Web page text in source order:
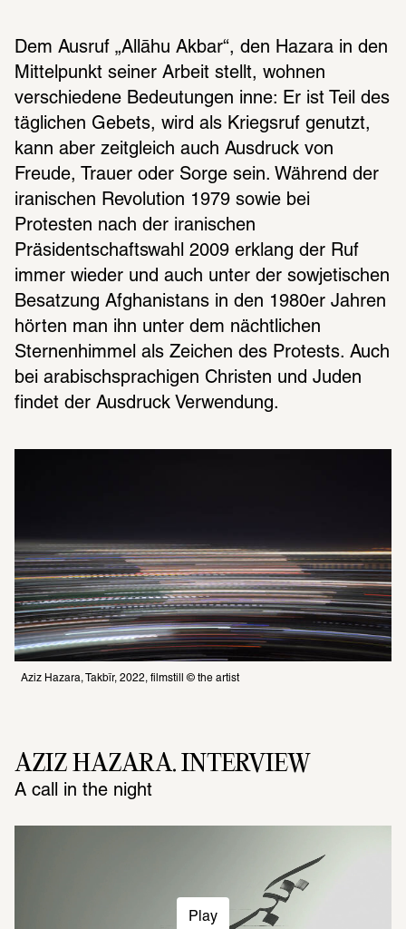
Dem Ausruf „Allāhu Akbar“, den Hazara in den
Mittelpunkt seiner Arbeit stellt, wohnen
verschiedene Bedeutungen inne: Er ist Teil des
täglichen Gebets, wird als Kriegsruf genutzt,
kann aber zeitgleich auch Ausdruck von
Freude, Trauer oder Sorge sein. Während der
iranischen Revolution 1979 sowie bei
Protesten nach der iranischen
Präsidentschaftswahl 2009 erklang der Ruf
immer wieder und auch unter der sowjetischen
Besatzung Afghanistans in den 1980er Jahren
hörten man ihn unter dem nächtlichen
Sternenhimmel als Zeichen des Protests. Auch
bei arabischsprachigen Christen und Juden
findet der Ausdruck Verwendung.
Aziz Hazara, Takbīr, 2022, filmstill © the artist
Play
AZIZ HAZARA. INTERVIEW
A call in the night